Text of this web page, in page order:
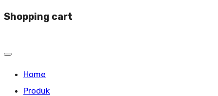
Shopping cart
Home
Produk